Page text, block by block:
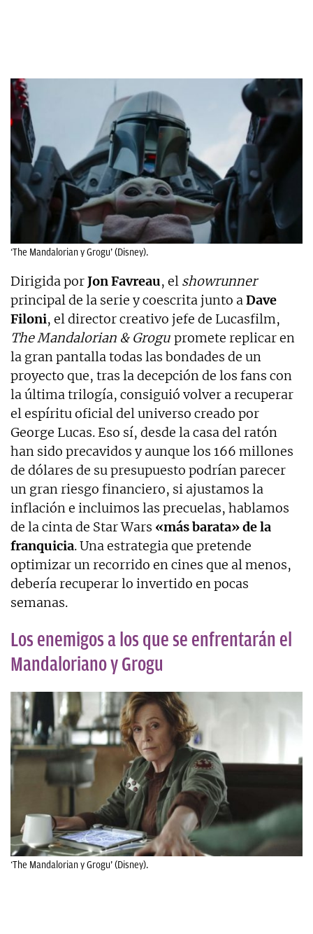
‘The Mandalorian y Grogu’ (Disney).
Dirigida porJon Favreau, el showrunner
principal de la serie y coescrita junto aDave
Filoni, el director creativo jefe de Lucasfilm,
The Mandalorian & Grogu promete replicar en
la gran pantalla todas las bondades de un
proyecto que, tras la decepción de los fans con
la última trilogía, consiguió volver a recuperar
el espíritu oficial del universo creado por
George Lucas. Eso sí, desde la casa del ratón
han sido precavidos y aunque los 166 millones
de dólares de su presupuesto podrían parecer
un gran riesgo financiero, si ajustamos la
inflación e incluimos las precuelas, hablamos
de la cinta de Star Wars «más barata» de la
franquicia. Una estrategia que pretende
optimizar un recorrido en cines que al menos,
debería recuperar lo invertido en pocas
semanas.
Los enemigos a los que se enfrentarán el
Mandaloriano y Grogu
‘The Mandalorian y Grogu’ (Disney).